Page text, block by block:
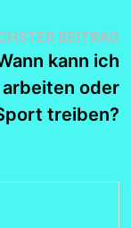
BEITRAG
kann ich
oder
treiben?